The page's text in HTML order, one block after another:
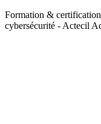
Formation &
cybersécurité - Actecil